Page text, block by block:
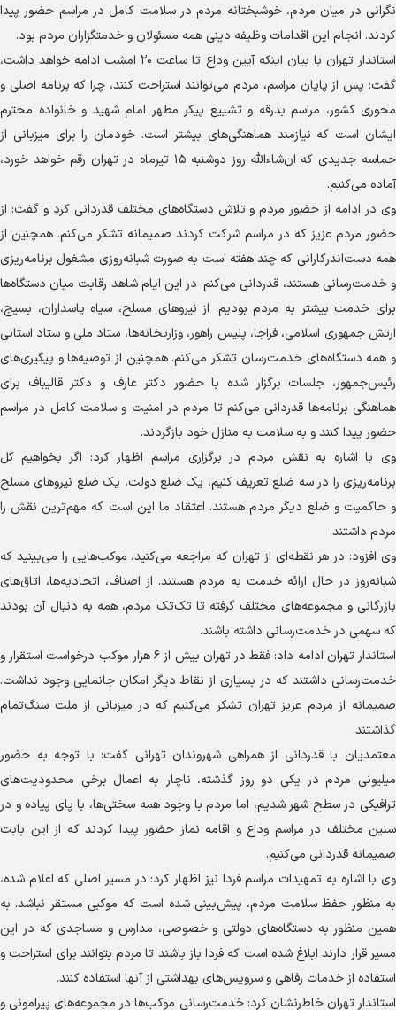
نگرانی در میان مردم، خوشبختانه مردم در سلامت کامل در مراسم حضور پیدا
کردند. انجام این اقدامات وظیفه دینی همه مسئولان و خدمتگزاران مردم بود.
استاندار تهران با بیان اینکه آیین وداع تا ساعت ۲۰ امشب ادامه خواهد داشت،
گفت: پس از پایان مراسم، مردم می‌توانند استراحت کنند، چرا که برنامه اصلی و
محوری کشور، مراسم بدرقه و تشییع پیکر مطهر امام شهید و خانواده محترم
ایشان است که نیازمند هماهنگی‌های بیشتر است. خودمان را برای میزبانی از
حماسه جدیدی که ان‌شاءالله روز دوشنبه ۱۵ تیرماه در تهران رقم خواهد خورد،
آماده می‌کنیم.
وی در ادامه از حضور مردم و تلاش دستگاه‌های مختلف قدردانی کرد و گفت: از
حضور مردم عزیز که در مراسم شرکت کردند صمیمانه تشکر می‌کنم. همچنین از
همه دست‌اندرکارانی که چند هفته است به صورت شبانه‌روزی مشغول برنامه‌ریزی
و خدمت‌رسانی هستند، قدردانی می‌کنم. در این ایام شاهد رقابت میان دستگاه‌ها
برای خدمت بیشتر به مردم بودیم. از نیروهای مسلح، سپاه پاسداران، بسیج،
ارتش جمهوری اسلامی، فراجا، پلیس راهور، وزارتخانه‌ها، ستاد ملی و ستاد استانی
و همه دستگاه‌های خدمت‌رسان تشکر می‌کنم. همچنین از توصیه‌ها و پیگیری‌های
رئیس‌جمهور، جلسات برگزار شده با حضور دکتر عارف و دکتر قالیباف برای
هماهنگی برنامه‌ها قدردانی می‌کنم تا مردم در امنیت و سلامت کامل در مراسم
حضور پیدا کنند و به سلامت به منازل خود بازگردند.
وی با اشاره به نقش مردم در برگزاری مراسم اظهار کرد: اگر بخواهیم کل
برنامه‌ریزی را در سه ضلع تعریف کنیم، یک ضلع دولت، یک ضلع نیروهای مسلح
و حاکمیت و ضلع دیگر مردم هستند. اعتقاد ما این است که مهم‌ترین نقش را
مردم داشتند.
وی افزود: در هر نقطه‌ای از تهران که مراجعه می‌کنید، موکب‌هایی را می‌بینید که
شبانه‌روز در حال ارائه خدمت به مردم هستند. از اصناف، اتحادیه‌ها، اتاق‌های
بازرگانی و مجموعه‌های مختلف گرفته تا تک‌تک مردم، همه به دنبال آن بودند
که سهمی در خدمت‌رسانی داشته باشند.
استاندار تهران ادامه داد: فقط در تهران بیش از ۶ هزار موکب درخواست استقرار و
خدمت‌رسانی داشتند که در بسیاری از نقاط دیگر امکان جانمایی وجود نداشت.
صمیمانه از مردم عزیز تهران تشکر می‌کنیم که در میزبانی از ملت سنگ‌تمام
گذاشتند.
معتمدیان با قدردانی از همراهی شهروندان تهرانی گفت: با توجه به حضور
میلیونی مردم در یکی دو روز گذشته، ناچار به اعمال برخی محدودیت‌های
ترافیکی در سطح شهر شدیم، اما مردم با وجود همه سختی‌ها، با پای پیاده و در
سنین مختلف در مراسم وداع و اقامه نماز حضور پیدا کردند که از این بابت
صمیمانه قدردانی می‌کنیم.
وی با اشاره به تمهیدات مراسم فردا نیز اظهار کرد: در مسیر اصلی که اعلام شده،
به منظور حفظ سلامت مردم، پیش‌بینی شده است که موکبی مستقر نباشد. به
همین منظور به دستگاه‌های دولتی و خصوصی، مدارس و مساجدی که در این
مسیر قرار دارند ابلاغ شده است که فردا باز باشند تا مردم بتوانند برای استراحت و
استفاده از خدمات رفاهی و سرویس‌های بهداشتی از آنها استفاده کنند.
استاندار تهران خاطرنشان کرد: خدمت‌رسانی موکب‌ها در مجموعه‌های پیرامونی و